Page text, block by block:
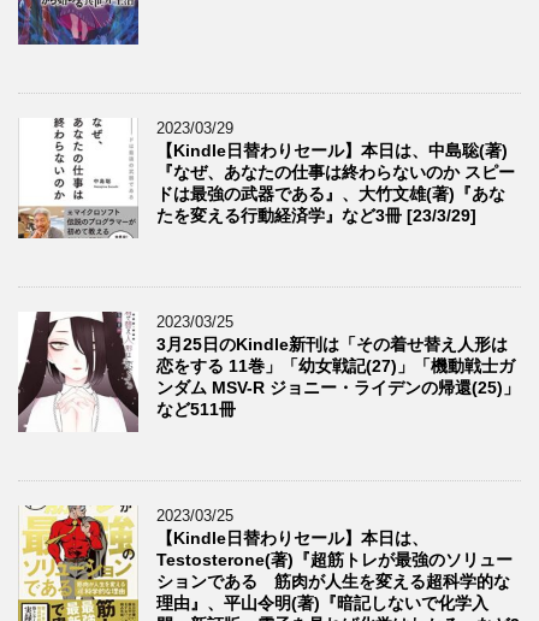
2023/03/29
【Kindle日替わりセール】本日は、中島聡(著)
『なぜ、あなたの仕事は終わらないのか スピー
ドは最強の武器である』、大竹文雄(著)『あな
たを変える行動経済学』など3冊 [23/3/29]
2023/03/25
3月25日のKindle新刊は「その着せ替え人形は
恋をする 11巻」「幼女戦記(27)」「機動戦士ガ
ンダム MSV-R ジョニー・ライデンの帰還(25)」
など511冊
2023/03/25
【Kindle日替わりセール】本日は、
Testosterone(著)『超筋トレが最強のソリュー
ションである 筋肉が人生を変える超科学的な
理由』、平山令明(著)『暗記しないで化学入